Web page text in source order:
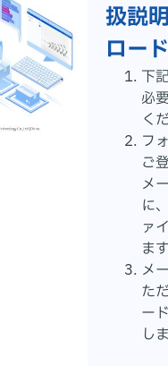
扱説
ロード
下
必
く
フ
ご
メ
に
ァ
ます
メ
た
ー
し